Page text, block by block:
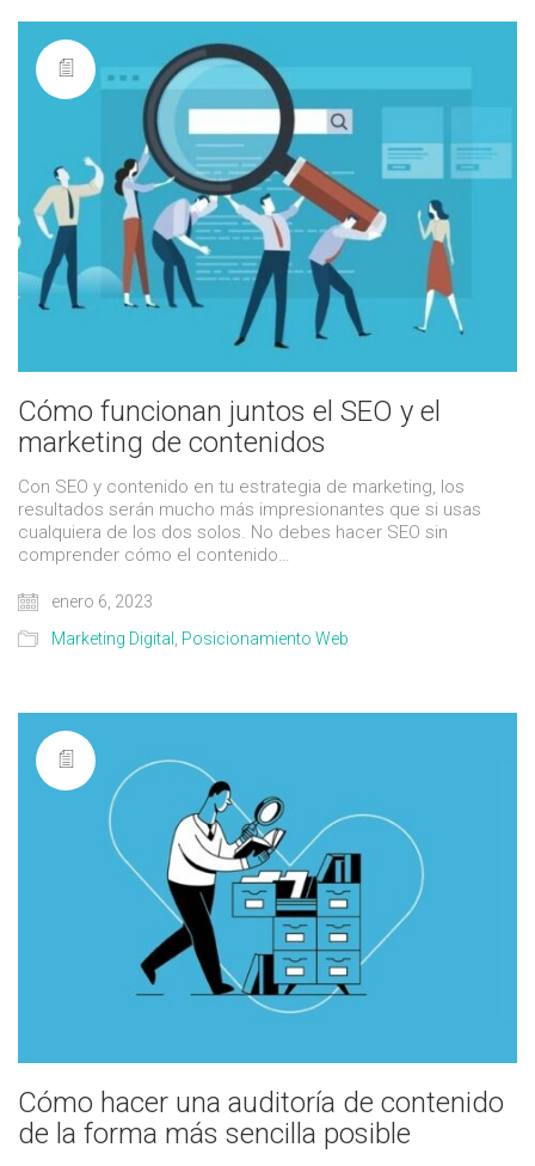
Cómo funcionan juntos el SEO y el
marketing de contenidos
Con SEO y contenido en tu estrategia de marketing, los
resultados serán mucho más impresionantes que si usas
cualquiera de los dos solos. No debes hacer SEO sin
comprender cómo el contenido…
enero 6, 2023
Marketing Digital
Posicionamiento Web
Cómo hacer una auditoría de contenido
de la forma más sencilla posible